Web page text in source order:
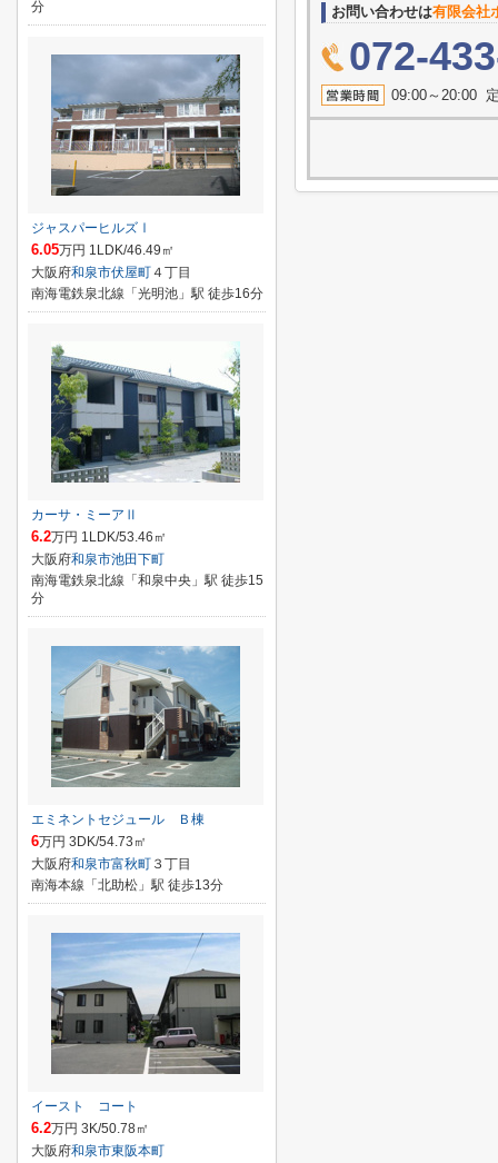
お問い合わせは有限会社
072-
09:00～20:00
分
ジャスパーヒルズⅠ
6.05万円 1LDK/46.49㎡
大阪府和泉市伏屋町４丁目
南海電鉄泉北線「光明池」駅 徒歩16分
カーサ・ミーアⅡ
6.2万円 1LDK/53.46㎡
大阪府和泉市池田下町
南海電鉄泉北線「和泉中央」駅 徒歩15
分
エミネントセジュール Ｂ棟
6万円 3DK/54.73㎡
大阪府和泉市富秋町 ３丁目
南海本線「北助松」駅 徒歩13分
イースト コート
6.2万円 3K/50.78㎡
大阪府和泉市東阪本町